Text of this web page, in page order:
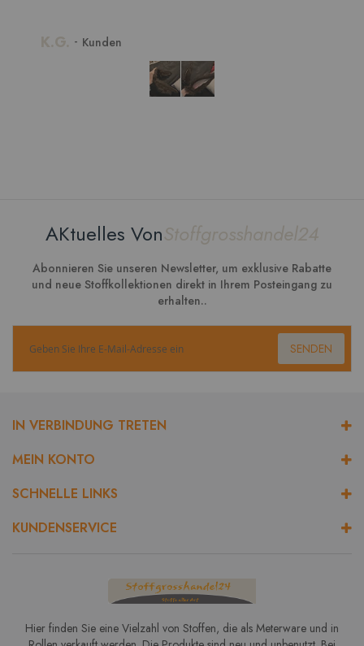
AKtuelles VonStoffgrosshandel24
Abonnieren Sie unseren Newsletter, um exklusive Rabatte
und neue Stoffkollektionen direkt in Ihrem Posteingang zu
erhalten..
SENDEN
IN VERBINDUNG TRETEN
MEIN KONTO
SCHNELLE LINKS
KUNDENSERVICE
Hier finden Sie eine Vielzahl von Stoffen, die als Meterware und in